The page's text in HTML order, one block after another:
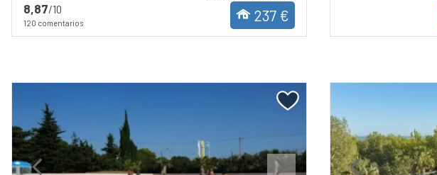
8,87/10
120 comentarios 237 €